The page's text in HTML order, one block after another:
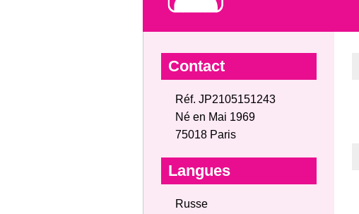
Contact
Réf. JP2105151243
Né en Mai 1969
75018 Paris
Langues
Russe